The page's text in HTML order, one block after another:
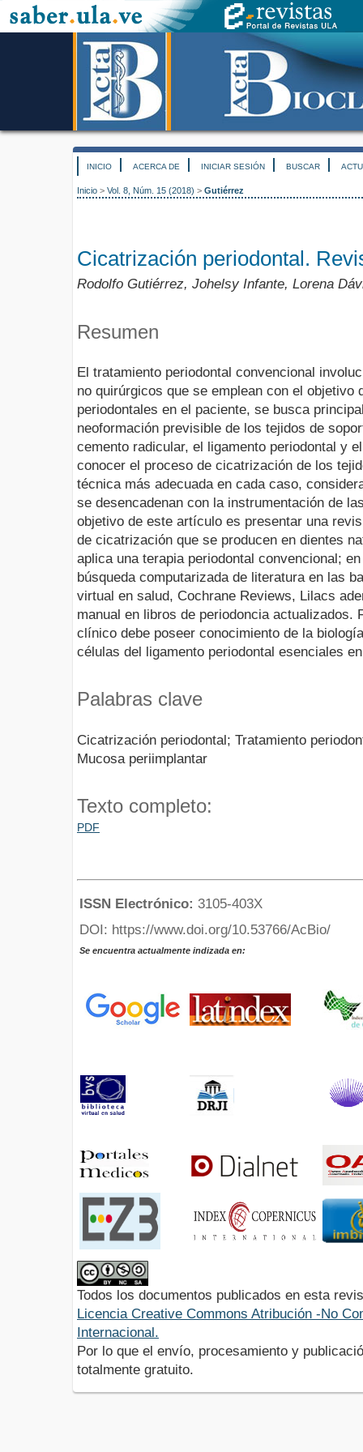
INICIO ACERCA DE INICIAR SESIÓN BUSCAR
Inicio > Vol. 8, Núm. 15 (2018) > Gutiérrez
Cicatrización periodontal.
Rodolfo Gutiérrez, Johelsy Infante, Lorena
Resumen
El tratamiento periodontal convencional
no quirúrgicos que se emplean con el objetivo
periodontales en el paciente, se busca
neoformación previsible de los tejidos de
cemento radicular, el ligamento periodontal y
conocer el proceso de cicatrización de los
técnica más adecuada en cada caso,
se desencadenan con la instrumentación de
objetivo de este artículo es presentar una
de cicatrización que se producen en dientes
aplica una terapia periodontal convencional;
búsqueda computarizada de literatura en las
virtual en salud, Cochrane Reviews, Lilacs
manual en libros de periodoncia actualizados.
clínico debe poseer conocimiento de la
células del ligamento periodontal esenciales
Palabras clave
Cicatrización periodontal; Tratamiento
Mucosa periimplantar
Texto completo:
PDF
ISSN Electrónico: 3105-403X
DOI: https://www.doi.org/10.53766/AcBio/
Se encuentra actualmente indizada en:
Todos los documentos publicados en esta
Licencia Creative Commons Atribución -No
Internacional.
Por lo que el envío, procesamiento y
totalmente gratuito.